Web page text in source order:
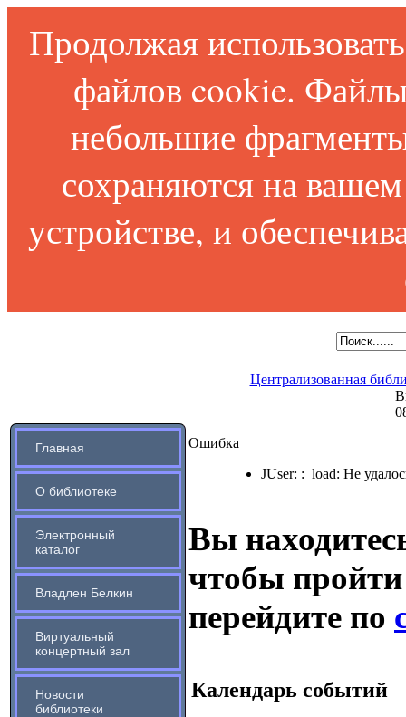
Продолжая
файлов cookie.
небольшие
сохраняются на
устройстве, и
Централизованная
Главная
О библиотеке
Электронный
каталог
Владлен Белкин
Виртуальный
концертный зал
Новости
библиотеки
Ошибка
JUser: :_load: Не
Вы
чтобы
перейдите по
Календарь событий